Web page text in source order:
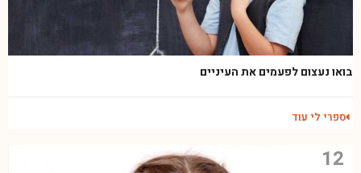
בואו נעצום לפעמים את העיניים
ספרי לי עוד
12